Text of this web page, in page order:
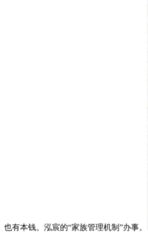
也有本钱。泓宸的“家族管理机制”办事。